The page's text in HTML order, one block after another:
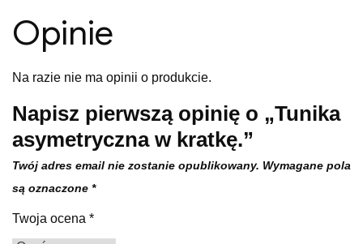
Opinie
Na razie nie ma opinii o produkcie.
Napisz pierwszą opinię o „Tunika
asymetryczna w kratkę.”
Twój adres email nie zostanie opublikowany. Wymagane pola
są oznaczone *
Twoja ocena *